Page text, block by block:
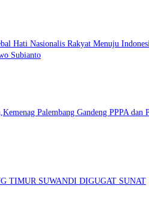
Hati Nasionalis Rakyat Menuju
Subianto
Palembang Gandeng PPPA dan
TIMUR SUWANDI DIGUGAT SUNAT